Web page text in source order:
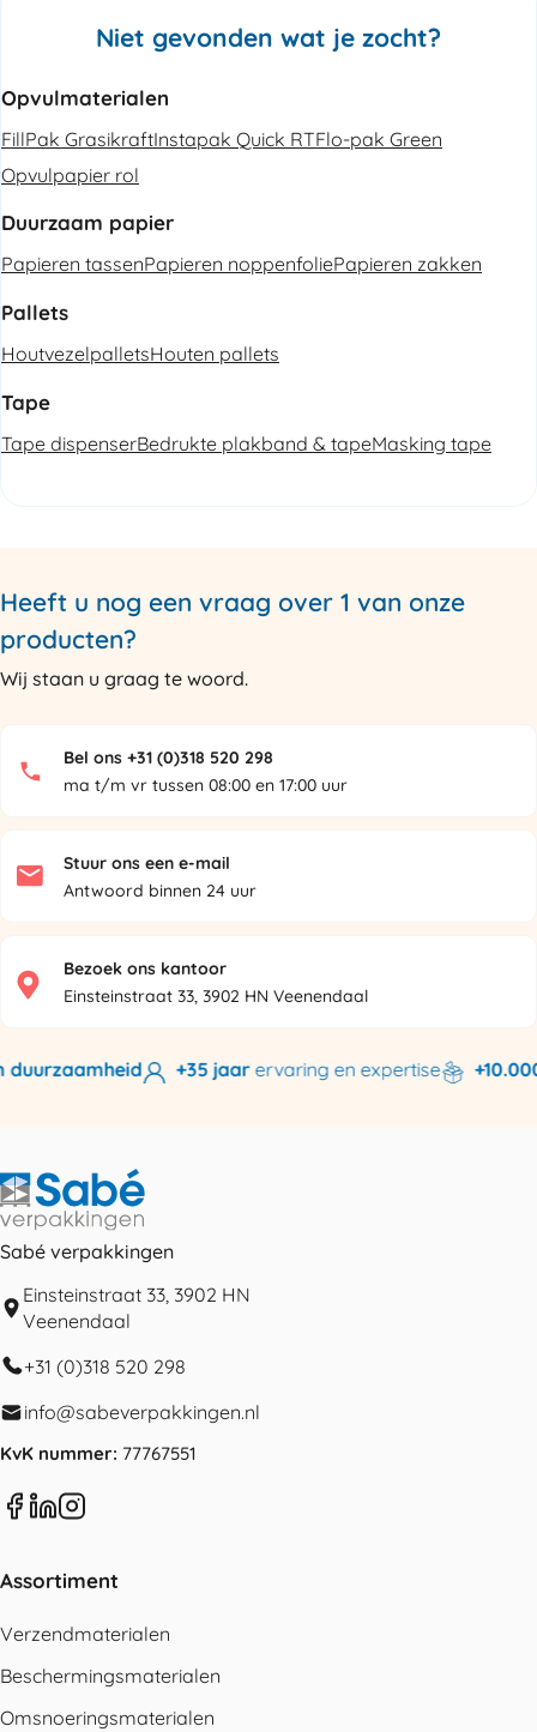
Niet gevonden wat je zocht?
Opvulmaterialen
FillPak GrasikraftInstapak Quick RTFlo-pak Green
Opvulpapier rol
Duurzaam papier
Papieren tassenPapieren noppenfoliePapieren zakken
Pallets
HoutvezelpalletsHouten pallets
Tape
Tape dispenserBedrukte plakband & tapeMasking tape
Heeft u nog een vraag over 1 van onze
producten?
Wij staan u graag te woord.
Bel ons +31 (0)318 520 298
ma t/m vr tussen 08:00 en 17:00 uur
Stuur ons een e-mail
Antwoord binnen 24 uur
Bezoek ons kantoor
Einsteinstraat 33, 3902 HN Veenendaal
+35 jaarervaring en expertise +10.000
Sabé verpakkingen
Einsteinstraat 33, 3902 HN
Veenendaal
+31 (0)318 520 298
info@sabeverpakkingen.nl
KvK nummer: 77767551
Assortiment
Verzendmaterialen
Beschermingsmaterialen
Omsnoeringsmaterialen